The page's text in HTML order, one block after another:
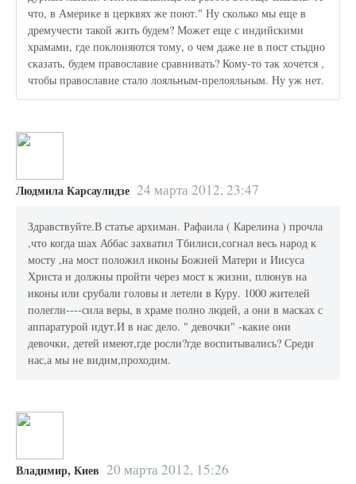
что, в Америке в церквях же поют." Ну сколько мы еще в
дремучести такой жить будем? Может еще с индийскими
храмами, где поклоняются тому, о чем даже не в пост стыдно
сказать, будем православие сравнивать? Кому-то так хочется ,
чтобы православие стало лояльным-прелояльным. Ну уж нет.
Людмила Карсаулидзе 24 марта 2012, 23:47
Здравствуйте.В статье архиман. Рафаила ( Карелина ) прочла
,что когда шах Аббас захватил Тбилиси,согнал весь народ к
мосту ,на мост положил иконы Божией Матери и Иисуса
Христа и должны пройти через мост к жизни, плюнув на
иконы или срубали головы и летели в Куру. 1000 жителей
полегли----сила веры, в храме полно людей, а они в масках с
аппаратурой идут.И в нас дело. " девочки" -какие они
девочки, детей имеют,где росли?где воспитывались? Среди
нас,а мы не видим,проходим.
Владимир, Киев 20 марта 2012, 15:26